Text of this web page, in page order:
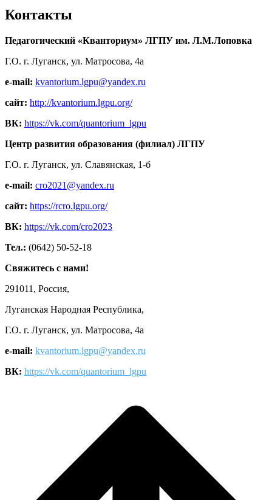
Контакты
Педагогический «Кванториум» ЛГПУ им. Л.М.Лоповка
Г.О. г. Луганск, ул. Матросова, 4а
e-mail: kvantorium.lgpu@yandex.ru
сайт: http://kvantorium.lgpu.org/
ВК: https://vk.com/quantorium_lgpu
Центр развития образования (филиал) ЛГПУ
Г.О. г. Луганск, ул. Славянская, 1-б
e-mail: cro2021@yandex.ru
сайт: https://rcro.lgpu.org/
ВК: https://vk.com/cro2023
Тел.: (0642) 50-52-18
Свяжитесь с нами!
291011, Россия,
Луганская Народная Республика,
Г.О. г. Луганск, ул. Матросова, 4а
e-mail: kvantorium.lgpu@yandex.ru
ВК: https://vk.com/quantorium_lgpu